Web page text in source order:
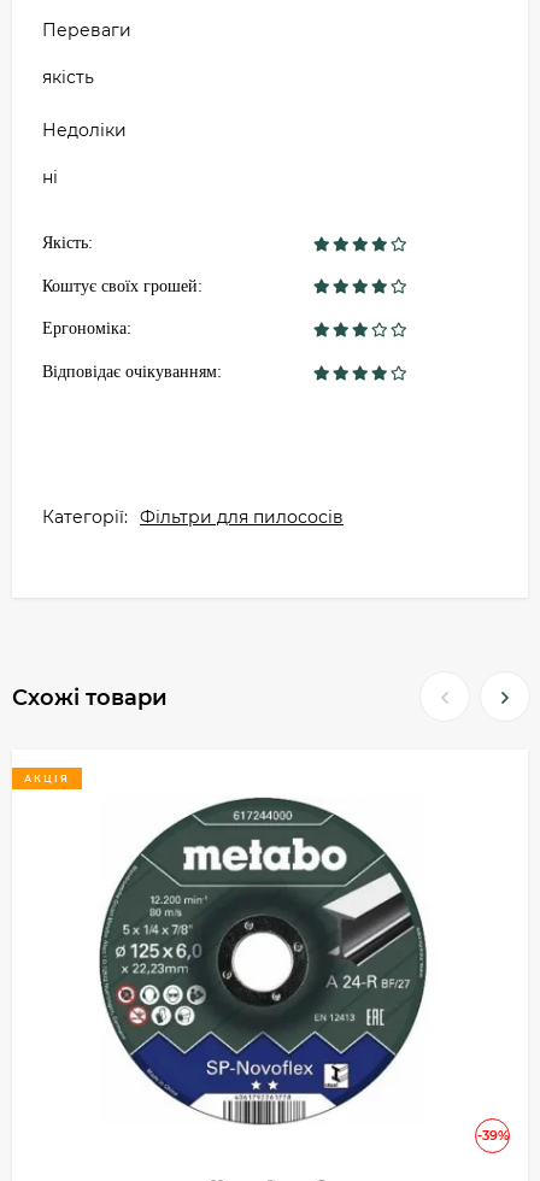
Переваги
якість
Недоліки
ні
Якість:
Коштує своїх грошей:
Ергономіка:
Відповідає очікуванням:
Категорії: Фільтри для пилососів
Схожі товари
-39%
АКЦІЯ